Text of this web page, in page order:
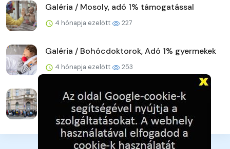
Galéria / Mosoly, adó 1% támogatással
4 hónapja ezelőtt 227
Galéria / Bohócdoktorok, Adó 1% gyermekek
4 hónapja ezelőtt 253
Galéria / Adományra várva - pillanatkép
4 hónapja ezelőtt 240